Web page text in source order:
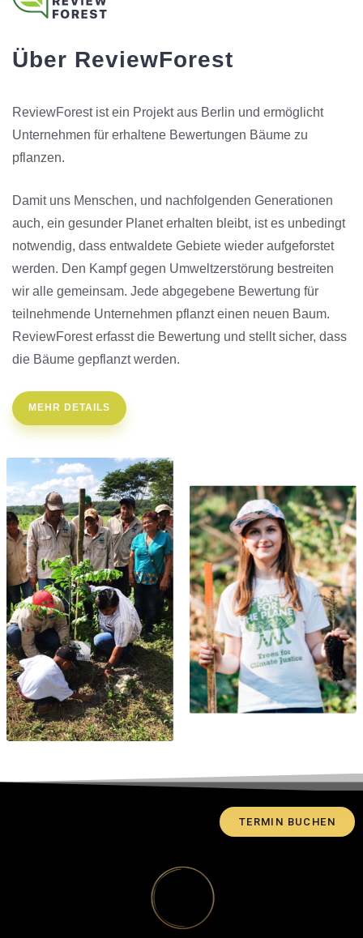
Über ReviewForest
ReviewForest ist ein Projekt aus Berlin und ermöglicht
Unternehmen für erhaltene Bewertungen Bäume zu
pflanzen.
Damit uns Menschen, und nachfolgenden Generationen
auch, ein gesunder Planet erhalten bleibt, ist es unbedingt
notwendig, dass entwaldete Gebiete wieder aufgeforstet
werden. Den Kampf gegen Umweltzerstörung bestreiten
wir alle gemeinsam. Jede abgegebene Bewertung für
teilnehmende Unternehmen pflanzt einen neuen Baum.
ReviewForest erfasst die Bewertung und stellt sicher, dass
die Bäume gepflanzt werden.
MEHR DETAILS
TERMIN BUCHEN